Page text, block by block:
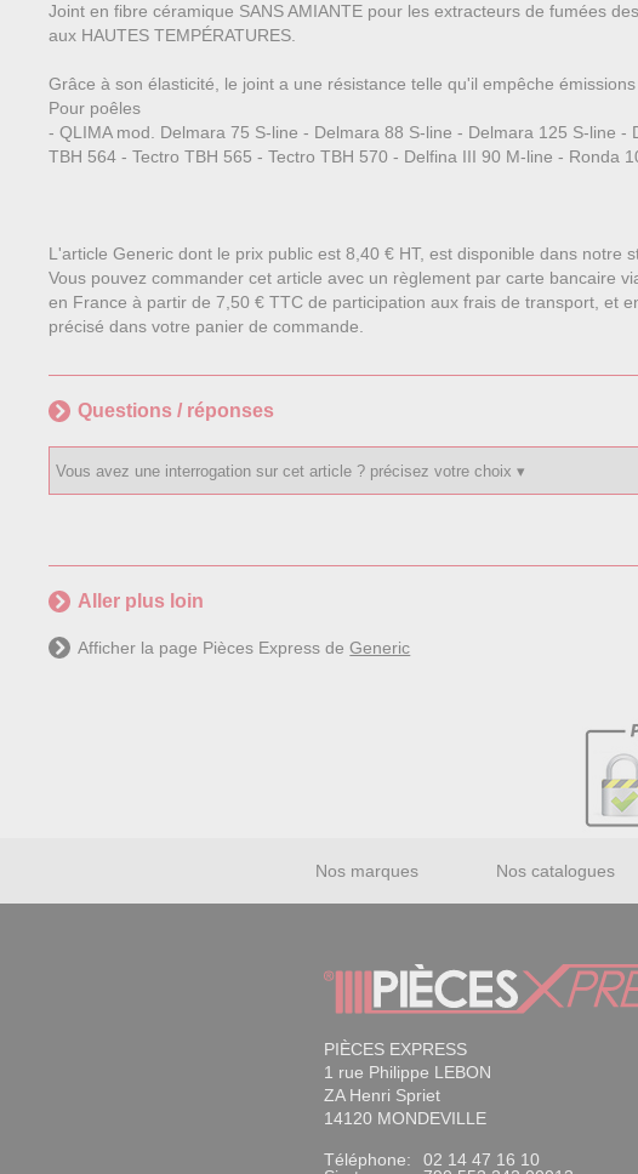
Joint en fibre céramique SANS AMIANTE pour les extracteurs de fumées
aux HAUTES TEMPÉRATURES.
Grâce à son élasticité, le joint a une résistance telle qu'il empêche
Pour poêles
- QLIMA mod. Delmara 75 S-line - Delmara 88 S-line - Delmara 125 S-line
TBH 564 - Tectro TBH 565 - Tectro TBH 570 - Delfina III 90 M-line - Ronda
L'article Generic dont le prix public est 8,40 € HT, est disponible dans notre
Vous pouvez commander cet article avec un règlement par carte bancaire
en France à partir de 7,50 € TTC de participation aux frais de transport, et
précisé dans votre panier de commande.
Questions / réponses
Aller plus loin
Afficher la page Pièces Express deGeneric
Nos marques Nos catalogues
PIÈCES EXPRESS
1 rue Philippe LEBON
ZA Henri Spriet
14120 MONDEVILLE
Téléphone:
02 14 47 16 10